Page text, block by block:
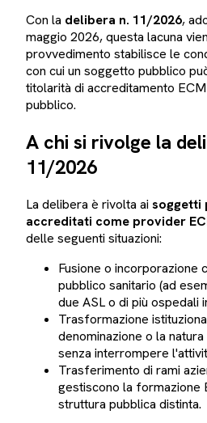
Con la delibera n. 11/2026,
maggio 2026, questa lacuna
provvedimento stabilisce le
con cui un soggetto pubblico
titolarità di accreditamento
pubblico.
A chi si rivolge la
11/2026
La delibera è rivolta ai soggetti
accreditati come provider
delle seguenti situazioni:
Fusione o incorporazione
pubblico sanitario (ad
due ASL o di più ospedali
Trasformazione
denominazione o la
senza interrompere
Trasferimento di rami
gestiscono la formazione
struttura pubblica distinta.